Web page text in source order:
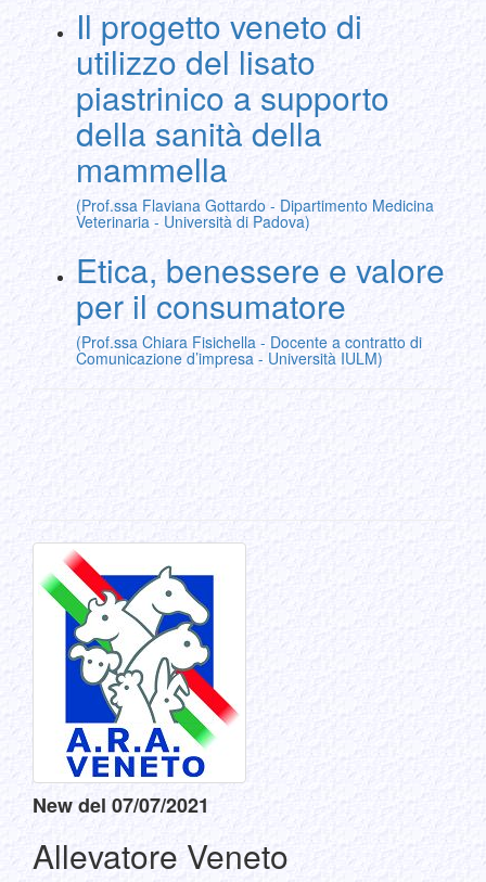
Il progetto veneto di
utilizzo del lisato
piastrinico a supporto
della sanità della
mammella
(Prof.ssa Flaviana Gottardo - Dipartimento Medicina
Veterinaria - Università di Padova)
Etica, benessere e valore
per il consumatore
(Prof.ssa Chiara Fisichella - Docente a contratto di
Comunicazione d’impresa - Università IULM)
New del 07/07/2021
Allevatore Veneto